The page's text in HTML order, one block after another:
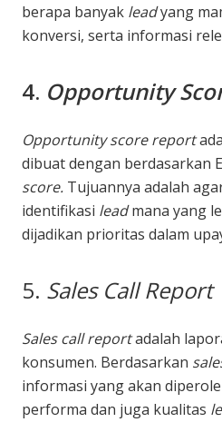
berapa banyak leadyang
konversi, serta informasi
4. Opportunity
Opportunity score report
dibuat dengan berdasarkan
score. Tujuannya adalah
identifikasi leadmana yang
dijadikan prioritas dalam
5. Sales Call Report
Sales call reportadalah
konsumen. Berdasarkan
informasi yang akan
performa dan juga kualitas